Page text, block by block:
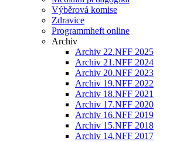
Výběrová komise
Zdravice
Programmheft online
Archiv
Archiv 22.NFF 2025
Archiv 21.NFF 2024
Archiv 20.NFF 2023
Archiv 19.NFF 2022
Archiv 18.NFF 2021
Archiv 17.NFF 2020
Archiv 16.NFF 2019
Archiv 15.NFF 2018
Archiv 14.NFF 2017